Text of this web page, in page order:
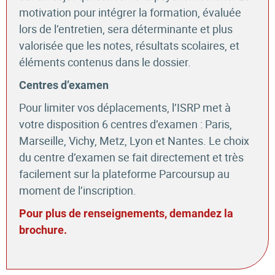
motivation pour intégrer la formation, évaluée
lors de l’entretien, sera déterminante et plus
valorisée que les notes, résultats scolaires, et
éléments contenus dans le dossier.
Centres d’examen
Pour limiter vos déplacements, l’ISRP met à
votre disposition 6 centres d’examen : Paris,
Marseille, Vichy, Metz, Lyon et Nantes. Le choix
du centre d’examen se fait directement et très
facilement sur la plateforme Parcoursup au
moment de l’inscription.
Pour plus de renseignements, demandez la
brochure.